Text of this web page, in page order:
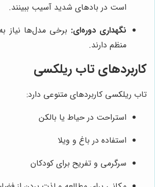
است در بادهای شدید آسیب ببینند.
نگهداری دوره‌ای: برخی مدل‌ها نیاز
منظم دارند.
کاربردهای تاب ریلکسی
تاب ریلکسی کاربردهای متنوعی دارد:
استراحت در حیاط یا بالکن
استفاده در باغ و ویلا
سرگرمی و تفریح برای کودکان